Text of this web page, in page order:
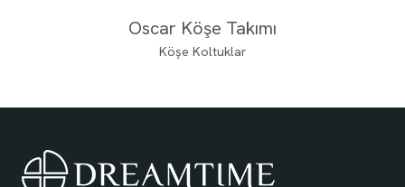
Oscar Köşe Takımı
Köşe Koltuklar